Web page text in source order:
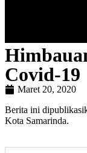
Covid-19
Maret 20, 2020
Berita ini
Kota Samarinda.